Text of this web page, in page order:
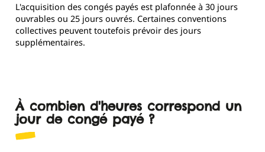
L'acquisition des congés payés est plafonnée à 30 jours
ouvrables ou 25 jours ouvrés. Certaines conventions
collectives peuvent toutefois prévoir des jours
supplémentaires.
À combien d'heures correspond un
jour de congé payé ?